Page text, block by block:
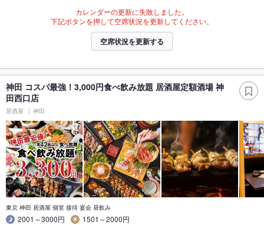
カレンダーの更新に失敗しました。
下記ボタンを押して空席状況を更新してください。
空席状況を更新する
神田 コスパ最強！3,000円食べ飲み放題 居酒屋定額酒場 神
田西口店
居酒屋 神田
東京 神田 居酒屋 個室 接待 宴会 昼飲み
2001～3000円
1501～2000円